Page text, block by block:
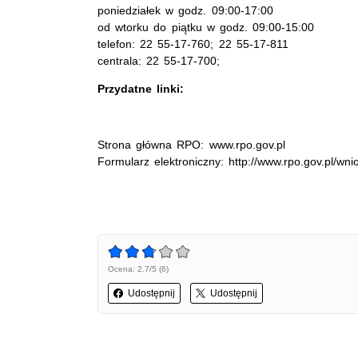
poniedziałek w godz. 09:00-17:00
od wtorku do piątku w godz. 09:00-15:00
telefon: 22 55-17-760; 22 55-17-811
centrala: 22 55-17-700;
Przydatne linki:
Strona główna RPO: www.rpo.gov.pl
Formularz elektroniczny: http://www.rpo.gov.pl/
Ocena: 2.7/5 (6)
Udostępnij Udostępnij